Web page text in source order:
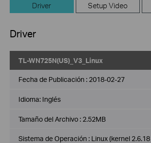
Driver Setup Video
Driver
TL-WN725N(US)_V3_Linux
Fecha de Publicación : 2018-02-27
Idioma: Inglés
Tamaño del Archivo : 2.52MB
Sistema de Operación : Linux (kernel 2.6.18